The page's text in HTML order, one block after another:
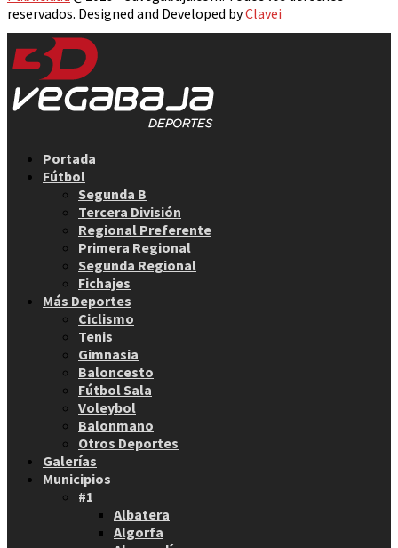
reservados. Designed and Developed byClavei
Portada
Fútbol
Segunda B
Tercera División
Regional Preferente
Primera Regional
Segunda Regional
Fichajes
Más Deportes
Ciclismo
Tenis
Gimnasia
Baloncesto
Fútbol Sala
Voleybol
Balonmano
Otros Deportes
Galerías
Municipios
#1
Albatera
Algorfa